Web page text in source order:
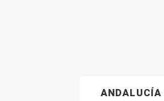
ANDALUCÍA